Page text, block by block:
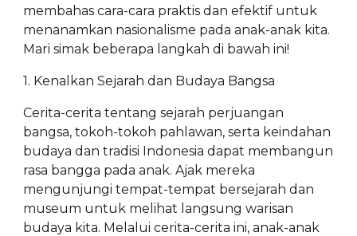
membahas cara-cara praktis dan efektif untuk
menanamkan nasionalisme pada anak-anak kita.
Mari simak beberapa langkah di bawah ini!
1. Kenalkan Sejarah dan Budaya Bangsa
Cerita-cerita tentang sejarah perjuangan
bangsa, tokoh-tokoh pahlawan, serta keindahan
budaya dan tradisi Indonesia dapat membangun
rasa bangga pada anak. Ajak mereka
mengunjungi tempat-tempat bersejarah dan
museum untuk melihat langsung warisan
budaya kita. Melalui cerita-cerita ini, anak-anak